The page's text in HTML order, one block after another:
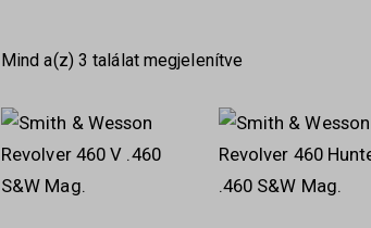
Mind a(z) 3 találat megjelenítve